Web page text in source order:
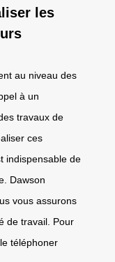
les
au niveau des
à un
travaux de
ces
indispensable de
Dawson
vous assurons
de travail. Pour
téléphoner